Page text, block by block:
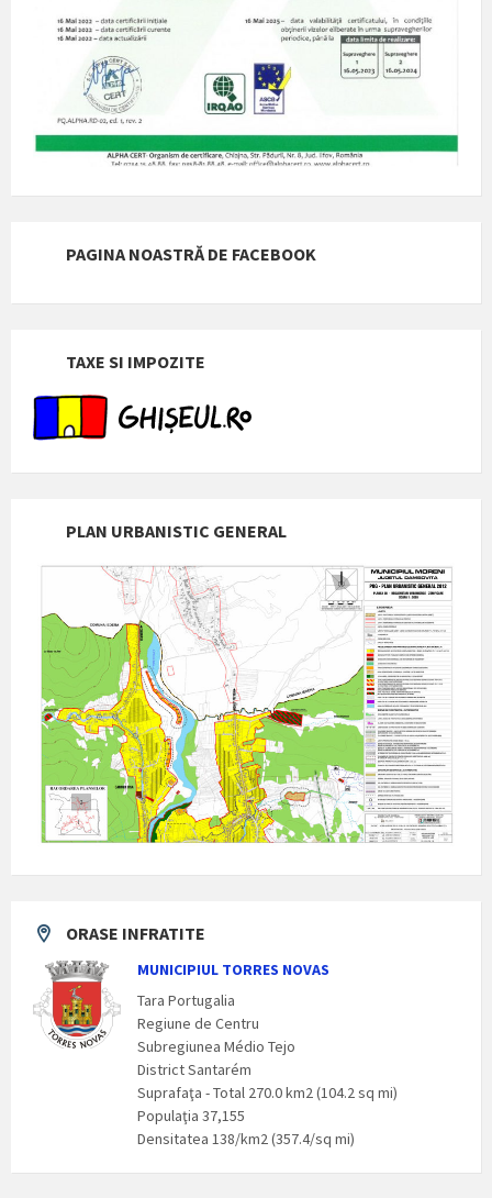
PAGINA NOASTRĂ DE FACEBOOK
TAXE SI IMPOZITE
PLAN URBANISTIC GENERAL
ORASE INFRATITE
MUNICIPIUL TORRES NOVAS
Tara Portugalia
Regiune de Centru
Subregiunea Médio Tejo
District Santarém
Suprafaţa - Total 270.0 km2 (104.2 sq mi)
Populaţia 37,155
Densitatea 138/km2 (357.4/sq mi)